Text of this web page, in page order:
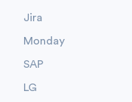
Jira
Monday
SAP
LG